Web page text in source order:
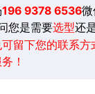
196 9378 6536微
您是需要选型还
留下您的联系方
！